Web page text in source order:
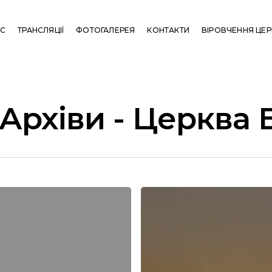
ТРАНСЛЯЦІЇ ФОТОГАЛЕРЕЯ КОНТАКТИ ВІРОВЧЕННЯ
- Церква